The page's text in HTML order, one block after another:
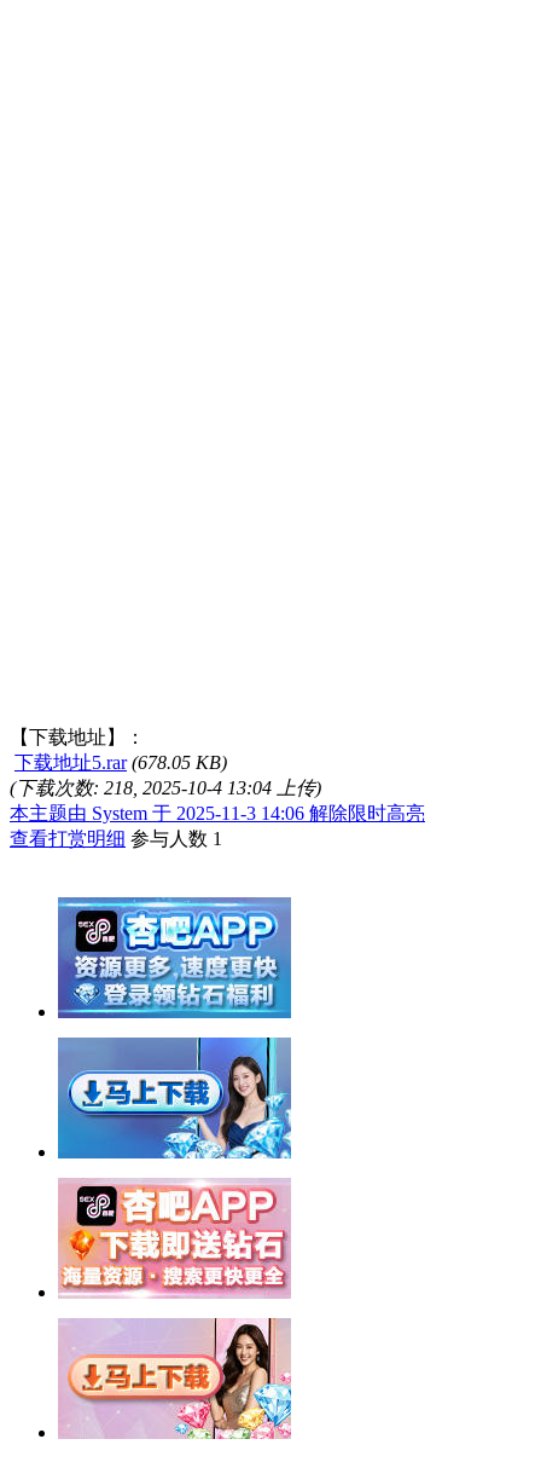
【下载地址】：
下载地址5.rar (678.05 KB)
(下载次数: 218, 2025-10-4 13:04 上传)
本主题由 System 于 2025-11-3 14:06 解除限时高亮
查看打赏明细 参与人数 1